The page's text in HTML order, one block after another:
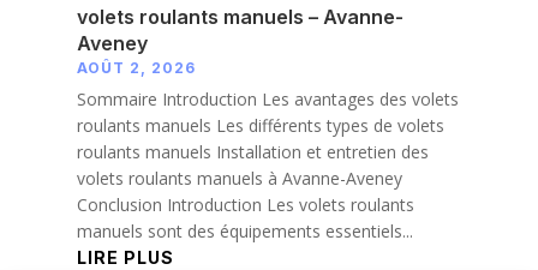
volets roulants manuels – Avanne-
Aveney
AOÛT 2, 2026
Sommaire Introduction Les avantages des volets
roulants manuels Les différents types de volets
roulants manuels Installation et entretien des
volets roulants manuels à Avanne-Aveney
Conclusion Introduction Les volets roulants
manuels sont des équipements essentiels...
LIRE PLUS